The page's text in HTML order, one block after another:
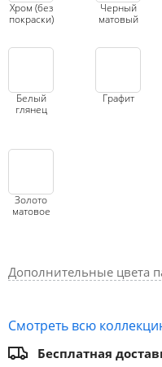
Хром (без
покраски)
Черный
матовый
Белый
глянец
Графит
Золото
матовое
Дополнительные цвета
Смотреть всю
Бесплатная